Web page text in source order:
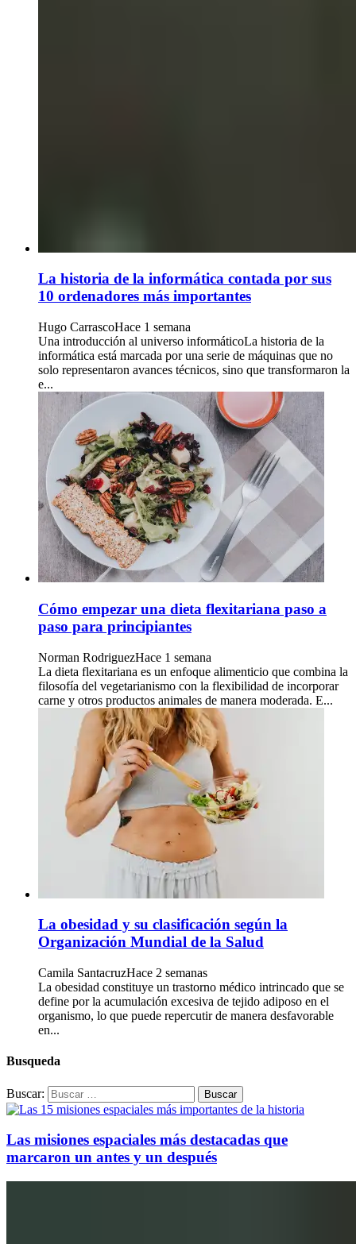
La historia de la informática contada por sus
10 ordenadores más importantes
Hugo CarrascoHace 1 semana
Una introducción al universo informáticoLa historia de la
informática está marcada por una serie de máquinas que no
solo representaron avances técnicos, sino que transformaron la
e...
Cómo empezar una dieta flexitariana paso a
paso para principiantes
Norman RodriguezHace 1 semana
La dieta flexitariana es un enfoque alimenticio que combina la
filosofía del vegetarianismo con la flexibilidad de incorporar
carne y otros productos animales de manera moderada. E...
La obesidad y su clasificación según la
Organización Mundial de la Salud
Camila SantacruzHace 2 semanas
La obesidad constituye un trastorno médico intrincado que se
define por la acumulación excesiva de tejido adiposo en el
organismo, lo que puede repercutir de manera desfavorable
en...
Busqueda
Buscar:
Las misiones espaciales más destacadas que
marcaron un antes y un después